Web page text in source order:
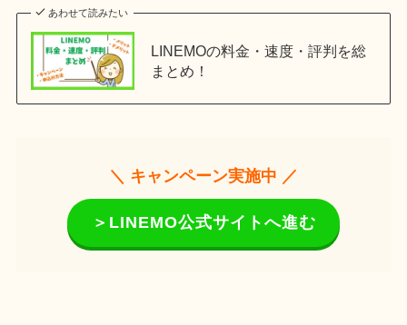
あわせて読みたい
LINEMOの料金・速度・評判を総
まとめ！
＼ キャンペーン実施中 ／
＞LINEMO公式サイトへ進む